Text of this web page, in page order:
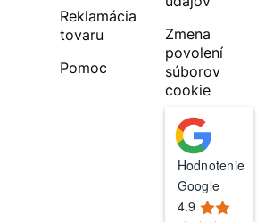
Reklamácia
tovaru
Pomoc
Zmena
povolení
súborov
cookie
Hodnotenie
Google
4.9